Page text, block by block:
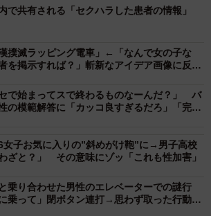
で共有される「セクハラした患者の情報」
撲滅ラッピング電車」←「なんで女の子な
を掲示すれば？」斬新なアイデア画像に反響
で始まってスで終わるものなーんだ？」 バ
の模範解答に「カッコ良すぎるだろ」「完璧
6女子お気に入りの”斜めがけ鞄”に→男子高校
ざと？」 その意味にゾッ「これも性加害」
乗り合わせた男性のエレベーターでの謎行
乗って」閉ボタン連打→思わず取った行動に